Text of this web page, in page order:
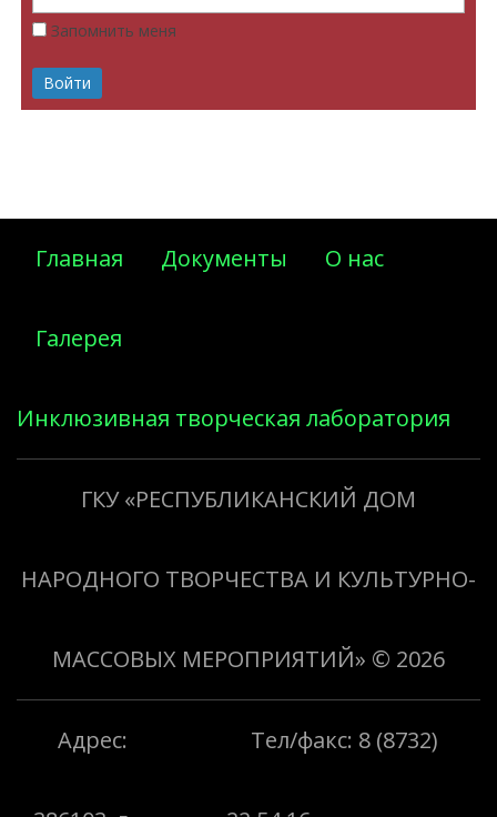
Запомнить меня
Главная Документы О нас
Галерея
Инклюзивная творческая лаборатория
«Творить добро»
ГКУ «РЕСПУБЛИКАНСКИЙ ДОМ
НАРОДНОГО ТВОРЧЕСТВА И КУЛЬТУРНО-
МАССОВЫХ МЕРОПРИЯТИЙ» © 2026
Адрес: Тел/факс: 8 (8732)